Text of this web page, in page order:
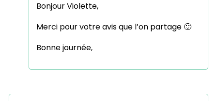
Bonjour Violette,
Merci pour votre avis que l’on partage 🙂
Bonne journée,